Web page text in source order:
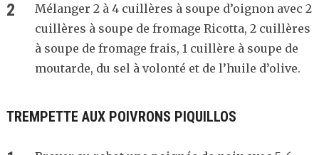
Mélanger 2 à 4 cuillères à soupe d’oignon avec 2
cuillères à soupe de fromage Ricotta, 2 cuillères
à soupe de fromage frais, 1 cuillère à soupe de
moutarde, du sel à volonté et de l’huile d’olive.
TREMPETTE AUX POIVRONS PIQUILLOS